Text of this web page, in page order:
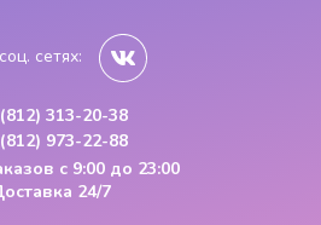
сетях:
313-20-38
973-22-88
с 9:00 до 23:00
24/7